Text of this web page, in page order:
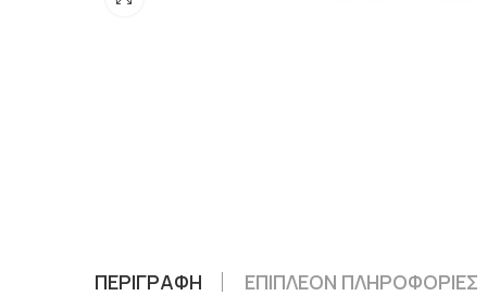
ΠΕΡΙΓΡΑΦΉ ΕΠΙΠΛΈΟΝ ΠΛΗΡΟΦΟΡΊΕΣ